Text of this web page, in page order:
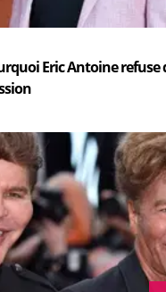
Eric Antoine refuse